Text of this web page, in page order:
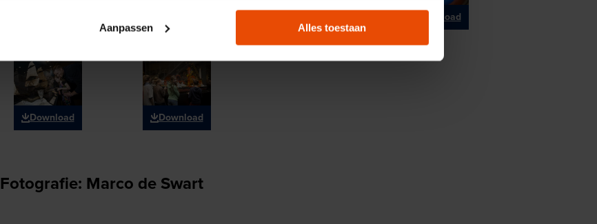
Aanpassen Alles toestaan
Download
Download Download
Fotografie: Marco de Swart